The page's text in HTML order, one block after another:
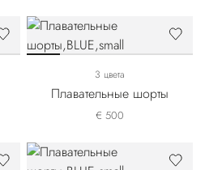
3 цвета
Плавательные шорты
€ 500